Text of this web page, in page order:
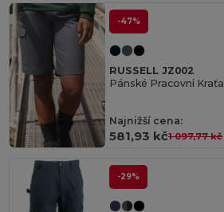
-47%
RUSSELL JZ002
Najnižší cena:
581,93 kč1 097,77 kč
-29%